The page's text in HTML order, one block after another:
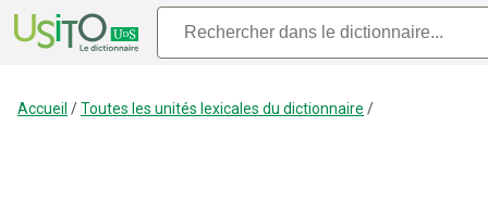
Accueil /Toutes les unités lexicales du dictionnaire /